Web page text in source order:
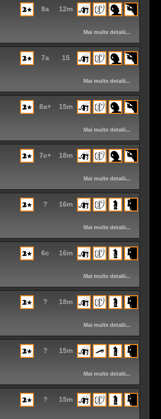
12m
8a
Mai multe detalii...
15
7a
Mai multe detalii...
15m
8a+
Mai multe detalii...
18m
7c+
Mai multe detalii...
16m
?
Mai multe detalii...
16m
6c
Mai multe detalii...
18m
?
Mai multe detalii...
15m
?
Mai multe detalii...
15m
?